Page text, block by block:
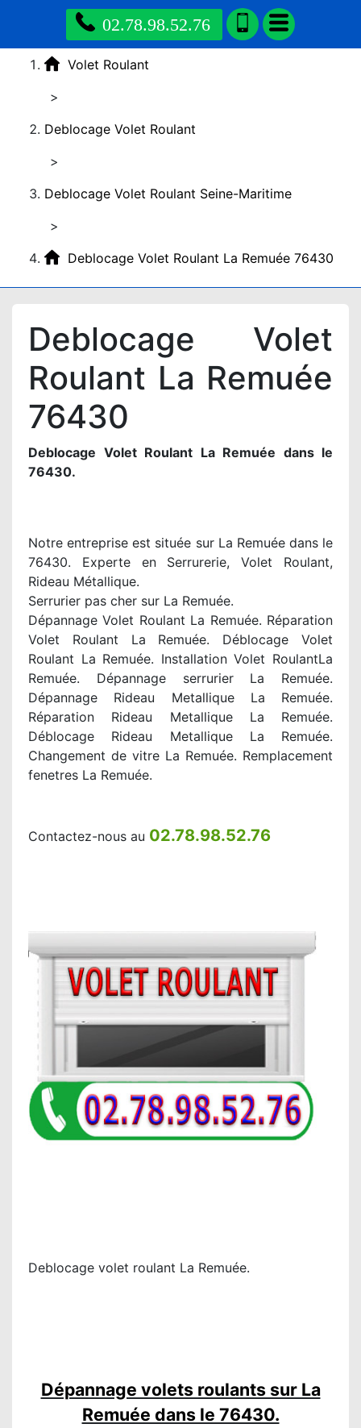
02.78.98.52.76
Volet Roulant
>
Deblocage Volet Roulant
>
Deblocage Volet Roulant Seine-Maritime
>
Deblocage Volet Roulant La Remuée 76430
Deblocage Volet
Roulant La Remuée
76430
Deblocage Volet Roulant La Remuée dans le
76430.
Notre entreprise est située sur La Remuée dans le
76430. Experte en Serrurerie, Volet Roulant,
Rideau Métallique.
Serrurier pas cher sur La Remuée.
Dépannage Volet Roulant La Remuée. Réparation
Volet Roulant La Remuée. Déblocage Volet
Roulant La Remuée. Installation Volet RoulantLa
Remuée. Dépannage serrurier La Remuée.
Dépannage Rideau Metallique La Remuée.
Réparation Rideau Metallique La Remuée.
Déblocage Rideau Metallique La Remuée.
Changement de vitre La Remuée. Remplacement
fenetres La Remuée.
Contactez-nous au 02.78.98.52.76
Deblocage volet roulant La Remuée.
Dépannage volets roulants sur La
Remuée dans le 76430.